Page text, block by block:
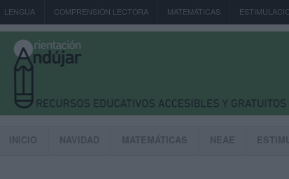
LENGUA COMPRENSIÓN LECTORA MATEMÁTICAS
INICIO NAVIDAD MATEMÁTICAS NEAE